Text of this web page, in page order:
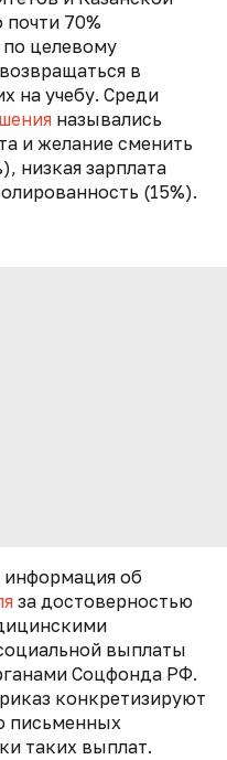
70%
целевому
в
на учебу. Среди
назывались
и желание сменить
низкая зарплата
(15%).
информация об
за достоверностью
выплаты
Соцфонда РФ.
конкретизируют
письменных
таких выплат.